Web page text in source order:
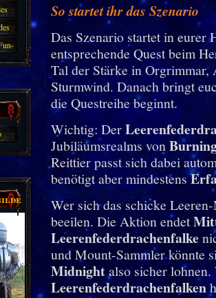
So startet ihr das Szenario
Das Szenario startet in eurer
entsprechende Quest beim
Tal der Stärke in
Sturmwind. Danach bringt
die Questreihe beginnt.
Wichtig: Der
Jubiläumsrealms von
Reittier passt sich dabei
benötigt aber mindestens
Wer sich das schicke
beeilen. Die Aktion endet
Leerenfederdrachenfalke
und Mount-Sammler könnte
Midnightalso sicher lohnen.
Leerenfederdrachenfalken